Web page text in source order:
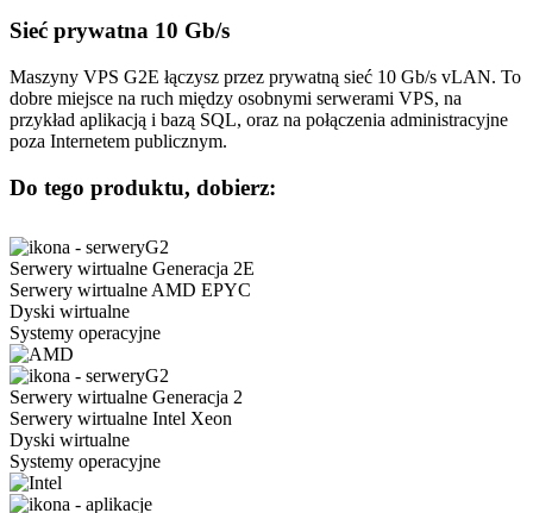
Sieć prywatna 10 Gb/s
Maszyny VPS G2E łączysz przez prywatną sieć 10 Gb/s vLAN. To
dobre miejsce na ruch między osobnymi serwerami VPS, na
przykład aplikacją i bazą SQL, oraz na połączenia administracyjne
poza Internetem publicznym.
Do tego produktu, dobierz:
Serwery wirtualne Generacja 2E
Serwery wirtualne AMD EPYC
Dyski wirtualne
Systemy operacyjne
Serwery wirtualne Generacja 2
Serwery wirtualne Intel Xeon
Dyski wirtualne
Systemy operacyjne